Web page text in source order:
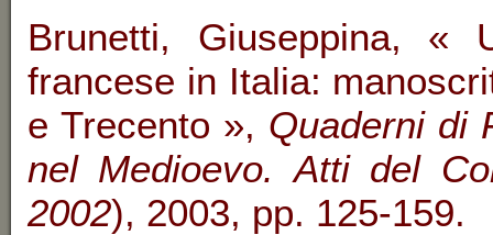
Brunetti, Giuseppina, «
francese in Italia:
e Trecento », Quaderni di
nel Medioevo. Atti del
2002), 2003, pp. 125-159.